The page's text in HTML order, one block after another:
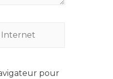
pour